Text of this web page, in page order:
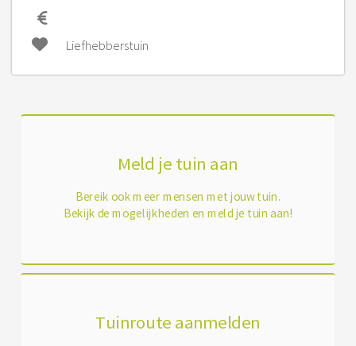
Liefhebberstuin
Meld je tuin aan
Bereik ook meer mensen met jouw tuin.
Bekijk de mogelijkheden en meld je tuin aan!
Tuinroute aanmelden